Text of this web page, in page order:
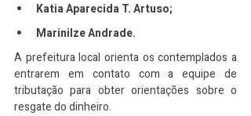
Katia Aparecida T. Artuso;
Marinilze Andrade.
A prefeitura local orienta os contemplados a
entrarem em contato com a equipe de
tributação para obter orientações sobre o
resgate do dinheiro.